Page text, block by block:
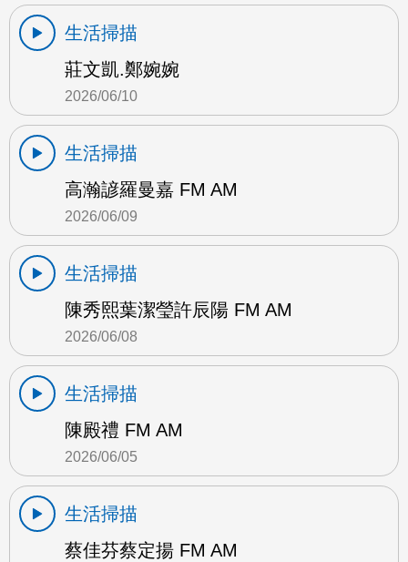
生活掃描
莊文凱.鄭婉婉
2026/06/10
生活掃描
高瀚諺羅曼嘉 FM AM
2026/06/09
生活掃描
陳秀熙葉潔瑩許辰陽 FM AM
2026/06/08
生活掃描
陳殿禮 FM AM
2026/06/05
生活掃描
蔡佳芬蔡定揚 FM AM